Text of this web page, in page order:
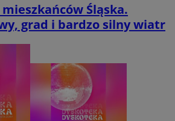
Śląska.
grad i bardzo silny wiatr